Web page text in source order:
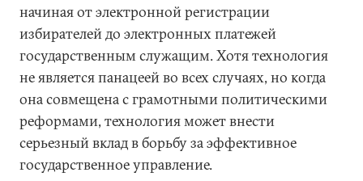
начиная от электронной регистрации
избирателей до электронных платежей
государственным служащим. Хотя технология
не является панацеей во всех случаях, но когда
она совмещена с грамотными политическими
реформами, технология может внести
серьезный вклад в борьбу за эффективное
государственное управление.